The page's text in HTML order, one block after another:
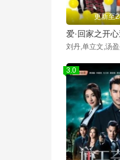
更新至
爱·回家之开
3.0